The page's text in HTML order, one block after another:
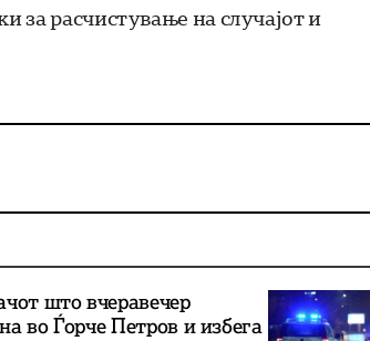
за расчистување на случајот и
што вчеравечер
во Ѓорче Петров и избега